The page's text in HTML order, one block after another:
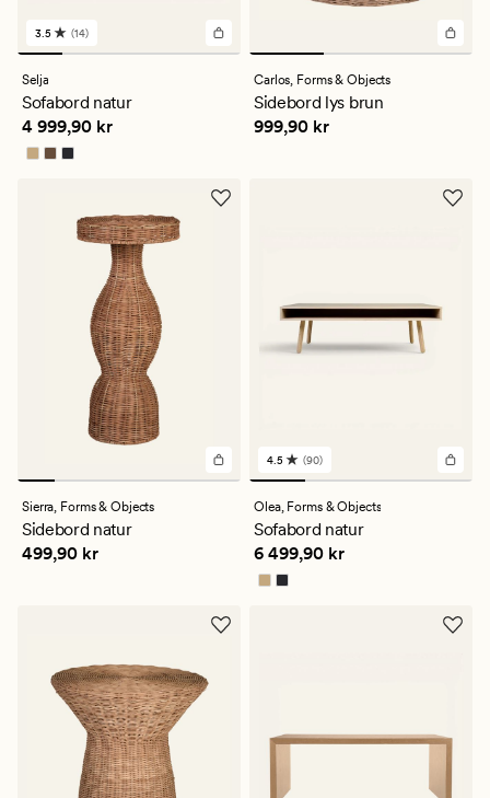
14
anmeldelser
med
en
gjennomsnittlig
vurdering
på
3.5
3.5 (14)
Selja
Sofabord natur
Pris 4 999,90 kr
4 999,90 kr
Carlos, Forms & Objects
Sidebord lys brun
Pris 999,90 kr
999,90 kr
Sierra, Forms & Objects
Sidebord natur
Pris 499,90 kr
499,90 kr
90
anmeldelser
med
en
gjennomsnittlig
vurdering
på
4.5
4.5 (90)
Olea, Forms & Objects
Sofabord natur
Pris 6 499,90 kr
6 499,90 kr